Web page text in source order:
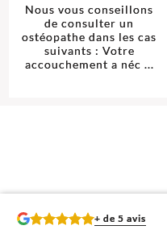
Nous vous conseillons
de consulter un
ostéopathe dans les cas
suivants : Votre
accouchement a néc ...
+ de 5 avis